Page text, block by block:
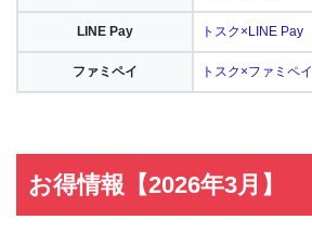
LINE Pay トスク×LINE Pay
ファミペイ トスク×ファミペイ
お得情報【2026年3月】